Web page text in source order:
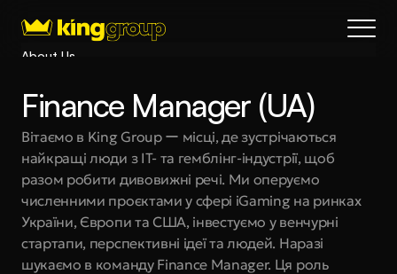
About Us
Services
Process
Coming Soon
King Interns
Legal
404
Book a call
Finance Manager (UA)
Вітаємо в King Group ー місці, де зустрічаються
найкращі люди з IT- та гемблінг-індустрії, щоб
разом робити дивовижні речі. Ми оперуємо
численними проєктами у сфері iGaming на ринках
України, Європи та США, інвестуємо у венчурні
стартапи, перспективні ідеї та людей. Наразі
шукаємо в команду Finance Manager. Ця роль